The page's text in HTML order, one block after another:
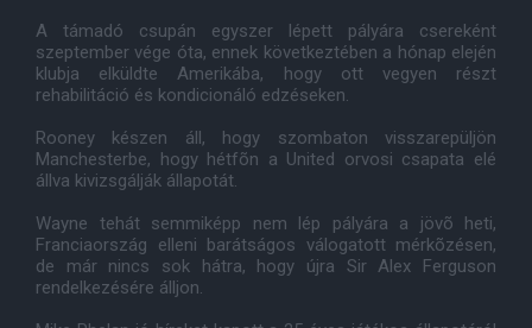
A támadó csupán egyszer lépett pályára csereként
szeptember vége óta, ennek következtében a hónap elején
klubja elküldte Amerikába, hogy ott vegyen részt
rehabilitáció és kondicionáló edzéseken.
Rooney készen áll, hogy szombaton visszarepüljön
Manchesterbe, hogy hétfõn a United orvosi csapata elé
állva kivizsgálják állapotát.
Wayne tehát semmiképp nem lép pályára a jövõ heti,
Franciaország elleni barátságos válogatott mérkõzésen,
de már nincs sok hátra, hogy újra Sir Alex Ferguson
rendelkezésére álljon.